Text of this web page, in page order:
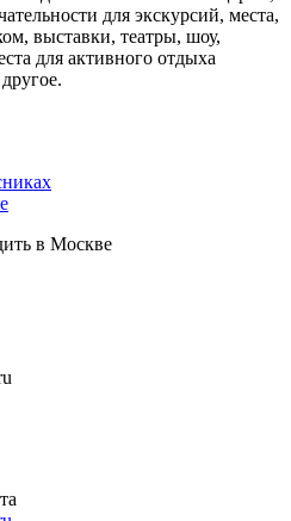
для экскурсий, места,
выставки, театры, шоу,
для активного отдыха
в Москве